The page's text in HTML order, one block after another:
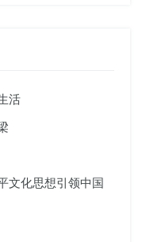
活
化思想引领中国